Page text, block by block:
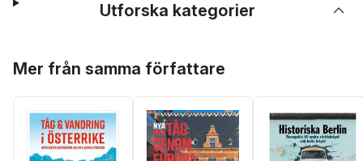
Utforska kategorier
Mer från samma författare